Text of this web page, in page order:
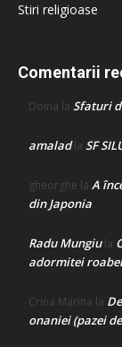
Stiri religioase
Comentarii
Doina la Sfaturi
amaladla SF
gheorghe la A
din Japonia
Radu Mungiula
adormitei
Crina Marina la
onaniei (pazei